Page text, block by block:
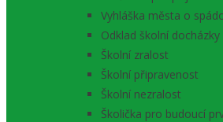
Vyhláška města o
Odklad školní docházky
Školní zralost
Školní připravenost
Školní nezralost
Školička pro budoucí